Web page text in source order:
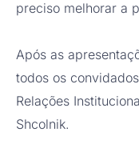
preciso melhorar a
Após as
todos os
Relações
Shcolnik.